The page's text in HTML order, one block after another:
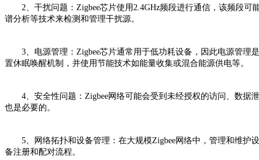
2、干扰问题：Zigbee芯片使用2.4GHz频段进行通信，该频段可
谱分析等技术来检测和管理干扰源。
3、电源管理：Zigbee芯片通常用于低功耗设备，因此电源管理
置休眠唤醒机制，并使用节能技术如能量收集或混合能源供电等。
4、安全性问题：Zigbee网络可能会受到未经授权的访问、数据
也是必要的。
5、网络拓扑和设备管理：在大规模Zigbee网络中，管理和维护
备注册和配对流程。